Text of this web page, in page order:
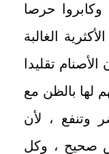
حرصا
الغالبة
تقليدا
لها بالظن مع
وتنفع ، لأن
صحيح ، وكل